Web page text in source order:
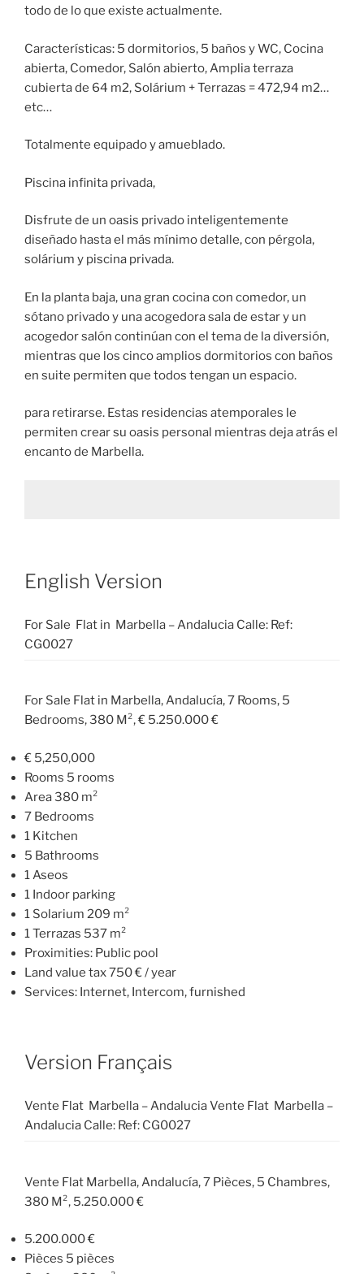
todo de lo que existe actualmente.
Características: 5 dormitorios, 5 baños y WC, Cocina
abierta, Comedor, Salón abierto, Amplia terraza
cubierta de 64 m2, Solárium + Terrazas = 472,94 m2…
etc…
Totalmente equipado y amueblado.
Piscina infinita privada,
Disfrute de un oasis privado inteligentemente
diseñado hasta el más mínimo detalle, con pérgola,
solárium y piscina privada.
En la planta baja, una gran cocina con comedor, un
sótano privado y una acogedora sala de estar y un
acogedor salón continúan con el tema de la diversión,
mientras que los cinco amplios dormitorios con baños
en suite permiten que todos tengan un espacio.
para retirarse. Estas residencias atemporales le
permiten crear su oasis personal mientras deja atrás el
encanto de Marbella.
English Version
For Sale Flat in Marbella – Andalucia Calle: Ref:
CG0027
For Sale Flat in Marbella, Andalucía, 7 Rooms, 5
Bedrooms, 380 M², € 5.250.000 €
€ 5,250,000
Rooms 5 rooms
Area 380 m²
7 Bedrooms
1 Kitchen
5 Bathrooms
1 Aseos
1 Indoor parking
1 Solarium 209 m²
1 Terrazas 537 m²
Proximities: Public pool
Land value tax 750 € / year
Services: Internet, Intercom, furnished
Version Français
Vente Flat Marbella – Andalucia Vente Flat Marbella –
Andalucia Calle: Ref: CG0027
Vente Flat Marbella, Andalucía, 7 Pièces, 5 Chambres,
380 M², 5.250.000 €
5.200.000 €
Pièces 5 pièces